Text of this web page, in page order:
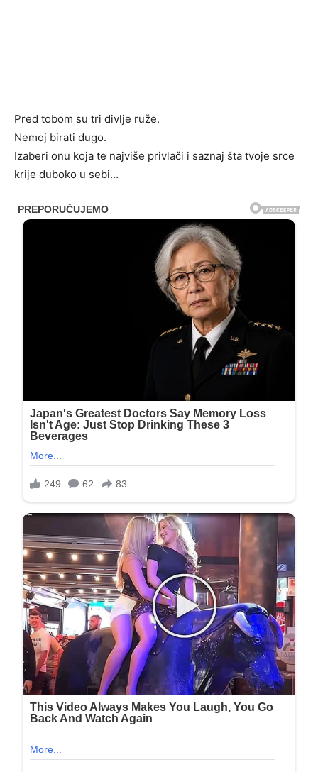
Pred tobom su tri divlje ruže.
Nemoj birati dugo.
Izaberi onu koja te najviše privlači i saznaj šta tvoje srce
krije duboko u sebi…